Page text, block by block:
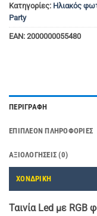
Κατηγορίες: Ηλιακός
Party
EAN: 2000000055480
ΠΕΡΙΓΡΑΦΉ
ΕΠΙΠΛΈΟΝ ΠΛΗΡΟΦΟΡΊΕΣ
ΑΞΙΟΛΟΓΉΣΕΙΣ (0)
ΧΟΝΔΡΙΚΗ
Ταινία Led με RGB